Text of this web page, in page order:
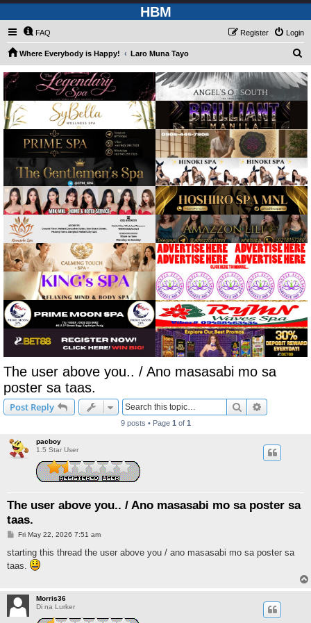
HBM
FAQ Login
Register
Where Everybody is Happy! Laro Muna Tayo
a
r
h
The user above you.. / Ano masasabi mo sa
poster sa taas.
Post Reply Search
9 posts • Page 1 of 1
pacboy
1.5 Star User
The user above you.. / Ano masasabi mo sa poster sa
taas.
P
s
Fri May 22, 2026 7:51 am
starting this thread the user above you / ano masasabi mo sa poster sa
taas.
Morris36
Di na Lurker